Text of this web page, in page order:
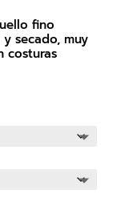
€
€
fino
secado, muy
costuras